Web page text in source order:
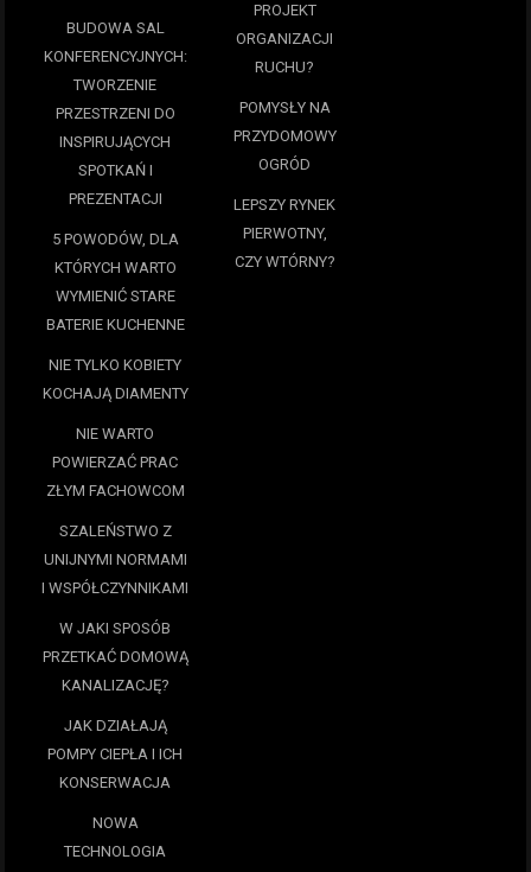
BUDOWA SAL
KONFERENCYJNYCH:
TWORZENIE
PRZESTRZENI DO
INSPIRUJĄCYCH
SPOTKAŃ I
PREZENTACJI
5 POWODÓW, DLA
KTÓRYCH WARTO
WYMIENIĆ STARE
BATERIE KUCHENNE
NIE TYLKO KOBIETY
KOCHAJĄ DIAMENTY
NIE WARTO
POWIERZAĆ PRAC
ZŁYM FACHOWCOM
SZALEŃSTWO Z
UNIJNYMI NORMAMI
I WSPÓŁCZYNNIKAMI
W JAKI SPOSÓB
PRZETKAĆ DOMOWĄ
KANALIZACJĘ?
JAK DZIAŁAJĄ
POMPY CIEPŁA I ICH
KONSERWACJA
NOWA
TECHNOLOGIA
PROJEKT
ORGANIZACJI
RUCHU?
POMYSŁY NA
PRZYDOMOWY
OGRÓD
LEPSZY RYNEK
PIERWOTNY,
CZY WTÓRNY?